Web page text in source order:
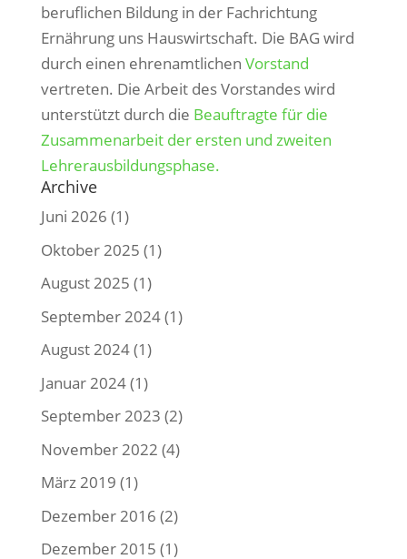
beruflichen Bildung in der Fachrichtung
Ernährung uns Hauswirtschaft. Die BAG wird
durch einen ehrenamtlichen Vorstand
vertreten. Die Arbeit des Vorstandes wird
unterstützt durch die Beauftragte für die
Zusammenarbeit der ersten und zweiten
Lehrerausbildungsphase.
Archive
Juni 2026 (1)
Oktober 2025 (1)
August 2025 (1)
September 2024(1)
August 2024(1)
Januar 2024(1)
September 2023 (2)
November 2022 (4)
März 2019 (1)
Dezember 2016 (2)
Dezember 2015 (1)